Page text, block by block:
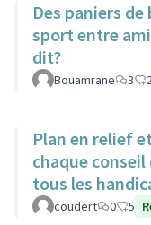
Des paniers
sport entre
dit?
Bouamrane 3
Plan en relief
chaque
tous les
coudert 0 5